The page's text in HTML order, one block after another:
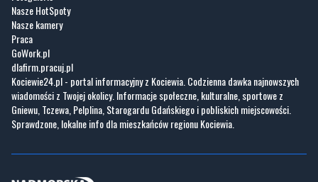
Nasze HotSpoty
Nasze kamery
Praca
GoWork.pl
dlafirm.pracuj.pl
Kociewie24.pl - portal informacyjny z Kociewia. Codzienna dawka najnowszych
wiadomości z Twojej okolicy. Informacje społeczne, kulturalne, sportowe z
Gniewu, Tczewa, Pelplina, Starogardu Gdańskiego i pobliskich miejscowości.
Sprawdzone, lokalne info dla mieszkańców regionu Kociewia.